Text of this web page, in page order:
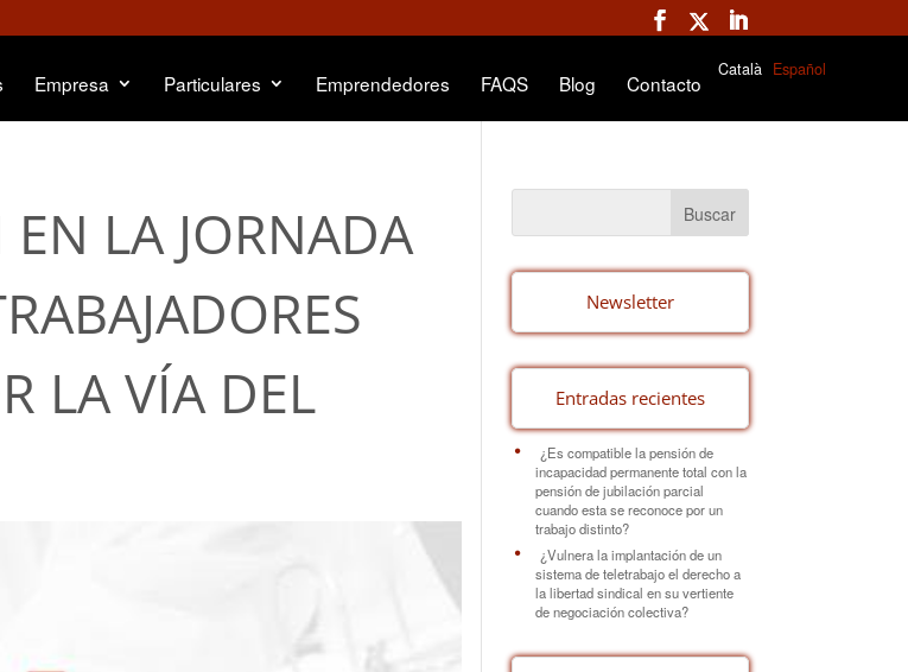
Empresa Particulares Emprendedores FAQS Blog Contacto
Català Español
LA JORNADA
LA VÍA DEL
Newsletter
Entradas recientes
¿Es compatible la pensión de
incapacidad permanente total con la
pensión de jubilación parcial
cuando esta se reconoce por un
trabajo distinto?
¿Vulnera la implantación de un
sistema de teletrabajo el derecho a
la libertad sindical en su vertiente
de negociación colectiva?